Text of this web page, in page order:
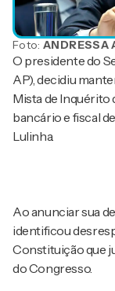
Foto:ANDRESSA
O presidente do
AP), decidiu
Mista de Inquérito
bancário e fiscal
Lulinha.
Ao anunciar sua
identificou
Constituição que
do Congresso.